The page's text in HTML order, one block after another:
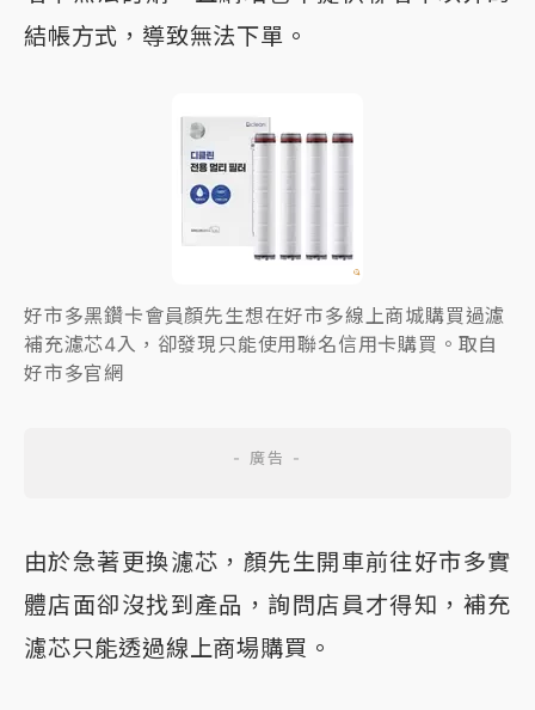
結帳方式，導致無法下單。
好市多黑鑽卡會員顏先生想在好市多線上商城購買過濾
補充濾芯4入，卻發現只能使用聯名信用卡購買。取自
好市多官網
由於急著更換濾芯，顏先生開車前往好市多實
體店面卻沒找到產品，詢問店員才得知，補充
濾芯只能透過線上商場購買。